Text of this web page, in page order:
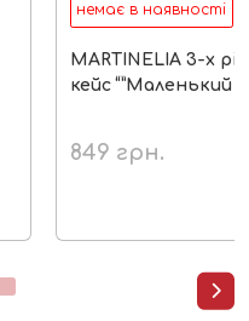
немає в наявності
MARTINELIA 3-х
кейс “”Маленький
849 грн.
